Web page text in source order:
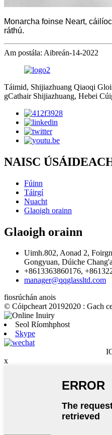
Monarcha foinse Neart,
ráthú.
Am postála: Aibreán-14-2022
Táimid, Shijiazhuang Qiaoqi
gCathair Shijiazhuang, Hebei
NAISC
Fúinn
Táirgí
Nuacht
Glaoigh orainn
Glaoigh orainn
Uimh.802, Aonad 2,
Gongyuan, Dúiche
+8613363860176,
manager@qqglassltd.com
fiosrúchán anois
© Cóipcheart 20192020 : Gach
Seol Ríomhphost
Skype
x